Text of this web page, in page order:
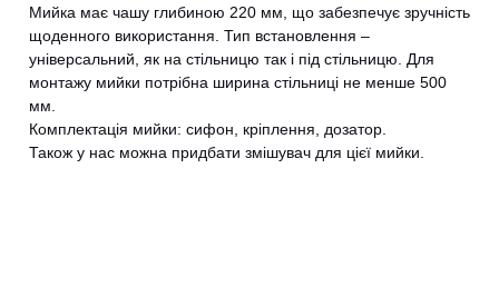
Мийка має чашу глибиною 220 мм, що забезпечує зручність
щоденного використання. Тип встановлення –
універсальний, як на стільницю так і під стільницю. Для
монтажу мийки потрібна ширина стільниці не менше 500
мм.
Комплектація мийки: сифон, кріплення, дозатор.
Також у нас можна придбати змішувач для цієї мийки.